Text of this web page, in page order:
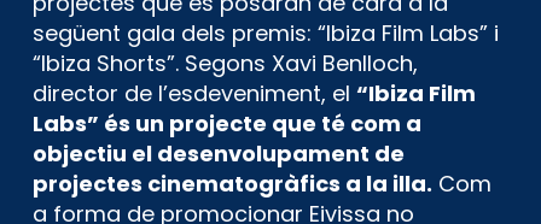
següent gala dels premis: “Ibiza Film Labs” i
“Ibiza Shorts”. Segons Xavi Benlloch,
director de l’esdeveniment, el “Ibiza Film
Labs” és un projecte que té com a
objectiu el desenvolupament de
projectes cinematogràfics a la illa. Com
a forma de promocionar Eivissa no